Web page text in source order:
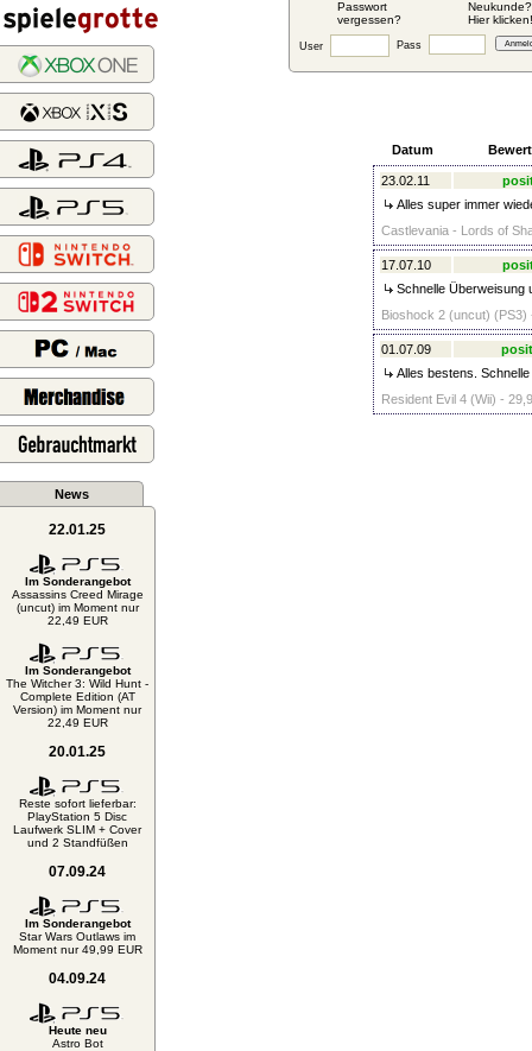
Passwort
vergessen?
Neukunde?
Hier klicken!
User Pass
News
22.01.25
Im Sonderangebot
Assassins Creed Mirage
(uncut) im Moment nur
22,49 EUR
Im Sonderangebot
The Witcher 3: Wild Hunt -
Complete Edition (AT
Version) im Moment nur
22,49 EUR
20.01.25
Reste sofort lieferbar:
PlayStation 5 Disc
Laufwerk SLIM + Cover
und 2 Standfüßen
07.09.24
Im Sonderangebot
Star Wars Outlaws im
Moment nur 49,99 EUR
04.09.24
Heute neu
Astro Bot
Datum
23.02.11
Alles super immer
Castlevania - Lords of
17.07.10
Schnelle Überweisung
Bioshock 2 (uncut) (PS3)
01.07.09
Alles bestens.
Resident Evil 4 (Wii) -